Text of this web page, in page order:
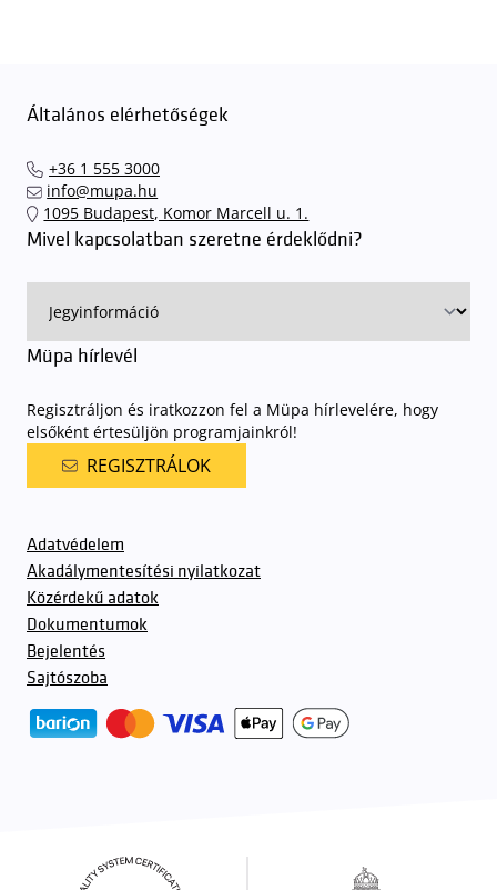
Általános elérhetőségek
+36 1 555 3000
info@mupa.hu
1095 Budapest, Komor Marcell u. 1.
Mivel kapcsolatban szeretne érdeklődni?
Müpa hírlevél
Regisztráljon és iratkozzon fel a Müpa hírlevelére, hogy
elsőként értesüljön programjainkról!
REGISZTRÁLOK
Adatvédelem
Akadálymentesítési nyilatkozat
Közérdekű adatok
Dokumentumok
Bejelentés
Sajtószoba